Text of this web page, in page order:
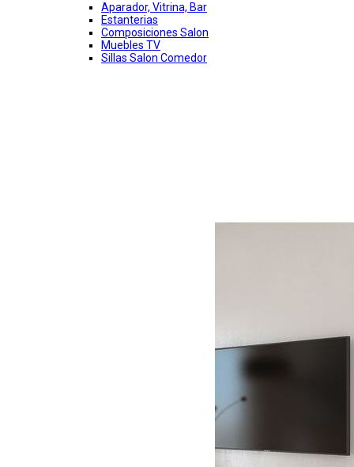
Aparador, Vitrina, Bar
Estanterias
Composiciones Salon
Muebles TV
Sillas Salon Comedor